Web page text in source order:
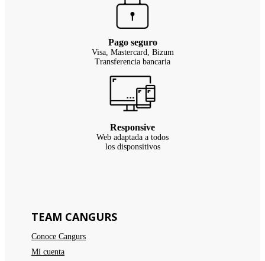
Pago seguro
Visa, Mastercard, Bizum
Transferencia bancaria
Responsive
Web adaptada a todos
los disponsitivos
TEAM CANGURS
Conoce Cangurs
Mi cuenta